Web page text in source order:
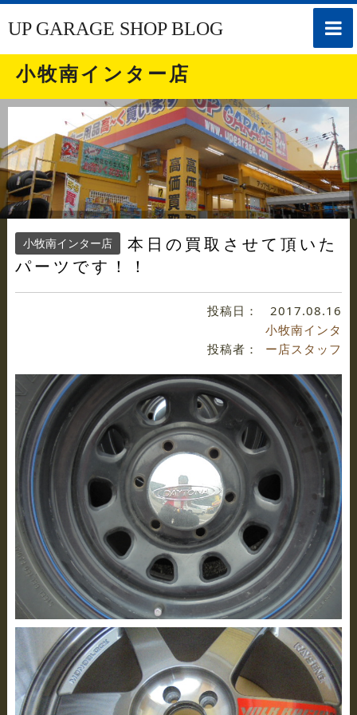
toggle
UP GARAGE SHOP BLOG
小牧南インター店
小牧南インター店
本日の買取させて頂いた
パーツです！！
投稿日： 2017.08.16
投稿者：
小牧南インタ
ー店スタッフ